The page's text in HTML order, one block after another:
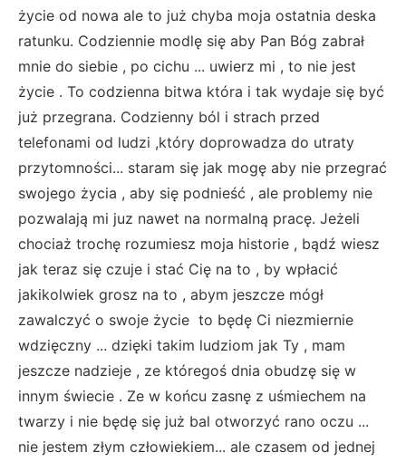
życie od nowa ale to już chyba moja ostatnia deska
ratunku. Codziennie modlę się aby Pan Bóg zabrał
mnie do siebie , po cichu ... uwierz mi , to nie jest
życie . To codzienna bitwa która i tak wydaje się być
już przegrana. Codzienny ból i strach przed
telefonami od ludzi ,który doprowadza do utraty
przytomności... staram się jak mogę aby nie przegrać
swojego życia , aby się podnieść , ale problemy nie
pozwalają mi juz nawet na normalną pracę. Jeżeli
chociaż trochę rozumiesz moja historie , bądź wiesz
jak teraz się czuje i stać Cię na to , by wpłacić
jakikolwiek grosz na to , abym jeszcze mógł
zawalczyć o swoje życie to będę Ci niezmiernie
wdzięczny ... dzięki takim ludziom jak Ty , mam
jeszcze nadzieje , ze któregoś dnia obudzę się w
innym świecie . Ze w końcu zasnę z uśmiechem na
twarzy i nie będę się już bal otworzyć rano oczu ...
nie jestem złym człowiekiem... ale czasem od jednej